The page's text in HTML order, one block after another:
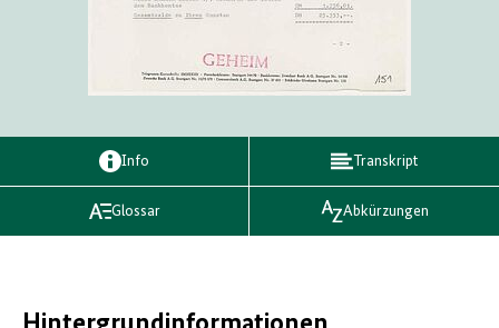
Info Transkript
Glossar Abkürzungen